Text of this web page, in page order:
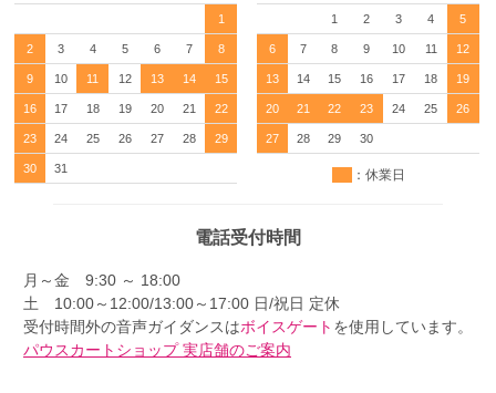
1
2 3 4 5 6 7 8
9 10 11 12 13 14 15
16 17 18 19 20 21 22
23 24 25 26 27 28 29
30 31
1 2 3 4 5
6 7 8 9 10 11 12
13 14 15 16 17 18 19
20 21 22 23 24 25 26
27 28 29 30
：休業日
電話受付時間
月～金 9:30 ～ 18:00
土 10:00～12:00/13:00～17:00 日/祝日 定休
受付時間外の音声ガイダンスはボイスゲート を使用しています。
パウスカートショップ 実店舗のご案内